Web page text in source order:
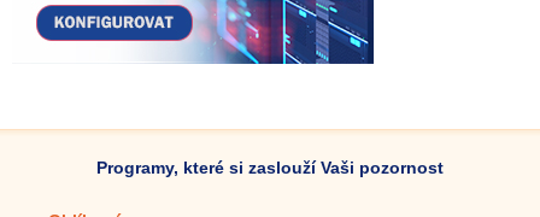
Programy, které si zaslouží Vaši pozornost